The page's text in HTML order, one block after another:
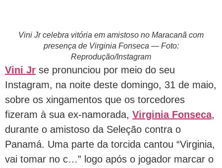
Vini Jr celebra vitória em amistoso no Maracanã com
presença de Virginia Fonseca — Foto:
Reprodução/Instagram
Vini Jr se pronunciou por meio do seu
Instagram, na noite deste domingo, 31 de maio,
sobre os xingamentos que os torcedores
fizeram à sua ex-namorada, Virginia Fonseca,
durante o amistoso da Seleção contra o
Panamá. Uma parte da torcida cantou “Virginia,
vai tomar no c…” logo após o jogador marcar o